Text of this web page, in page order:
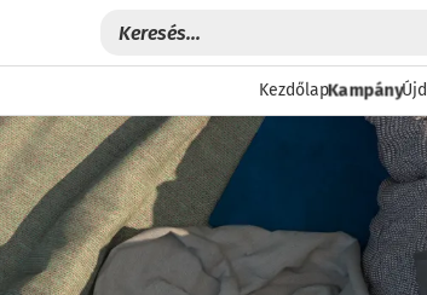
KezdőlapKampány